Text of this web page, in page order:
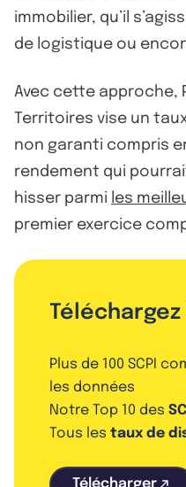
immobilier, qu’il
de logistique ou
Avec cette approche,
Territoires vise un
non garanti compris
rendement qui
hisser parmi les
premier exercice
Plus de 100 SCPI
les données
Notre Top 10 des
Tous les taux de
Télécharger